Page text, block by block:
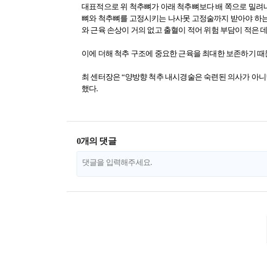
대표적으로 위 척추뼈가 아래 척추뼈보다 배 쪽으로 밀
뼈와 척추뼈를 고정시키는 나사못 고정술까지 받아야 하
와 근육 손상이 거의 없고 출혈이 적어 위험 부담이 적은
이에 더해 척추 구조에 중요한 근육을 최대한 보존하기
최 센터장은 “양방향 척추 내시경술은 숙련된 의사가 아
했다.
0개의 댓글